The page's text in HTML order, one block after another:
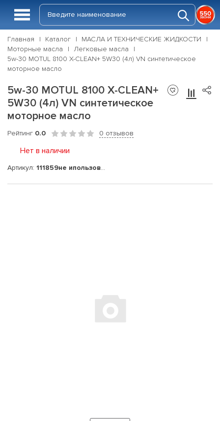
Главная Каталог
МАСЛА И ТЕХНИЧЕСКИЕ ЖИДКОСТИ
Моторные масла
Легковые масла
5w-30 MOTUL 8100 X-CLEAN+ 5W30 (4л) VN синтетическое
моторное масло
5w-30 MOTUL 8100 X-CLEAN+
5W30 (4л) VN синтетическое
моторное масло
Рейтинг 0.0 0 отзывов
Нет в наличии
Артикул: 111859не ипользовать